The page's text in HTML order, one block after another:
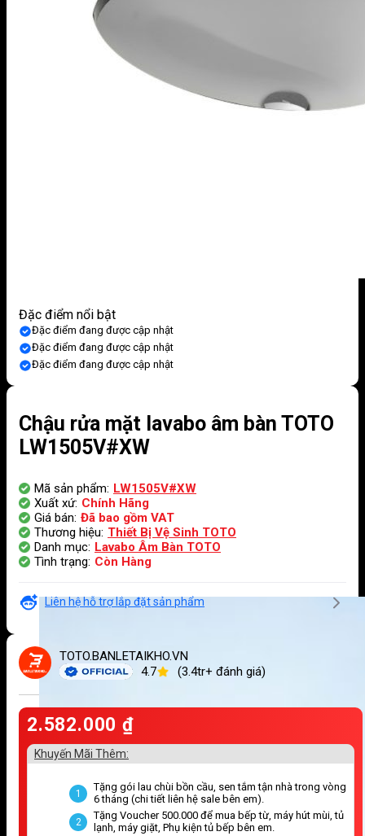
Đặc điểm nổi bật
Đặc điểm đang được cập nhật
Đặc điểm đang được cập nhật
Đặc điểm đang được cập nhật
Chậu rửa mặt lavabo âm bàn TOTO
LW1505V#XW
Mã sản phẩm: LW1505V#XW
Xuất xứ: Chính Hãng
Giá bán: Đã bao gồm VAT
Thương hiệu: Thiết Bị Vệ Sinh TOTO
Danh mục: Lavabo Âm Bàn TOTO
Tình trạng: Còn Hàng
Liên hệ hỗ trợ lắp đặt sản phẩm
TOTO.BANLETAIKHO.VN
4.7
(3.4tr+ đánh giá)
2.582.000₫
Khuyến Mãi Thêm:
1
Tặng gói lau chùi bồn cầu, sen tắm tận nhà trong vòng
6 tháng (chi tiết liên hệ sale bên em).
2
Tặng Voucher 500.000 để mua bếp từ, máy hút mùi, tủ
lạnh, máy giặt, Phụ kiện tủ bếp bên em.